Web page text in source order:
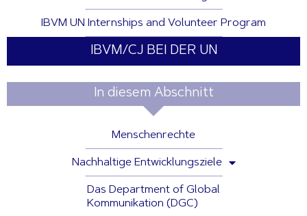
IBVM UN Internships and Volunteer Program
IBVM/CJ BEI DER UN
In diesem Abschnitt
Menschenrechte
Nachhaltige Entwicklungsziele
Das Department of Global
Kommunikation (DGC)